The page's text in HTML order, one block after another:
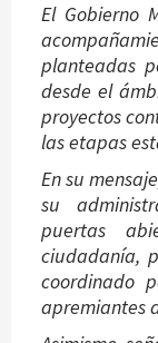
El Gobierno
planteadas
desde el
proyectos
las etapas
En su
su
puertas
ciudadanía,
coordinado
apremiantes